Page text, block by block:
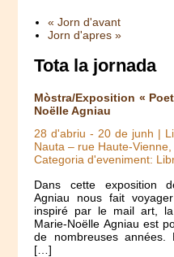
« Jorn d'avant
Jorn d'apres »
Tota la jornada
Mòstra/Exposition «
Noëlle Agniau
28 d'abriu -20 de junh |
Nauta – rue Haute-
Categoria d'eveniment:
Dans cette exposition
Agniau nous fait
inspiré par le mail art,
Marie-Noëlle Agniau est
de nombreuses années.
[…]